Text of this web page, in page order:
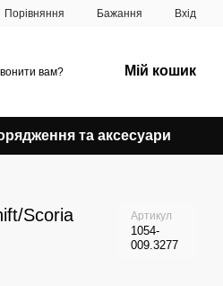
Порівняння Бажання Вхід
вам? Мій кошик
та аксесуари
Scoria
Артикул
1054-
009.3277